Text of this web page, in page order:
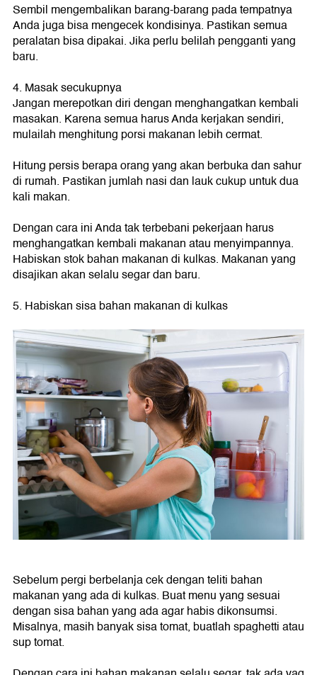
Sembil mengembalikan barang-barang pada tempatnya
Anda juga bisa mengecek kondisinya. Pastikan semua
peralatan bisa dipakai. Jika perlu belilah pengganti yang
baru.
4. Masak secukupnya
Jangan merepotkan diri dengan menghangatkan kembali
masakan. Karena semua harus Anda kerjakan sendiri,
mulailah menghitung porsi makanan lebih cermat.
Hitung persis berapa orang yang akan berbuka dan sahur
di rumah. Pastikan jumlah nasi dan lauk cukup untuk dua
kali makan.
Dengan cara ini Anda tak terbebani pekerjaan harus
menghangatkan kembali makanan atau menyimpannya.
Habiskan stok bahan makanan di kulkas. Makanan yang
disajikan akan selalu segar dan baru.
5. Habiskan sisa bahan makanan di kulkas
Sebelum pergi berbelanja cek dengan teliti bahan
makanan yang ada di kulkas. Buat menu yang sesuai
dengan sisa bahan yang ada agar habis dikonsumsi.
Misalnya, masih banyak sisa tomat, buatlah spaghetti atau
sup tomat.